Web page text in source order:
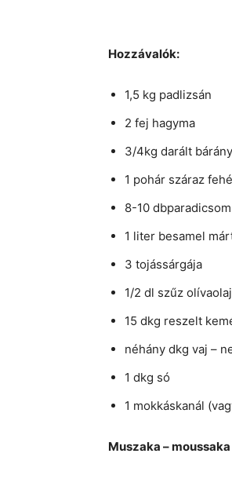
Hozzávalók:
1,5 kg padlizsán
2 fej hagyma
3/4kg darált
1 pohár száraz
8-10 dbparadicsom
1 liter besamel
3 tojássárgája
1/2 dl szűz olívaolaj
15 dkg reszelt
néhány dkg vaj –
1 dkg só
1 mokkáskanál
Muszaka –